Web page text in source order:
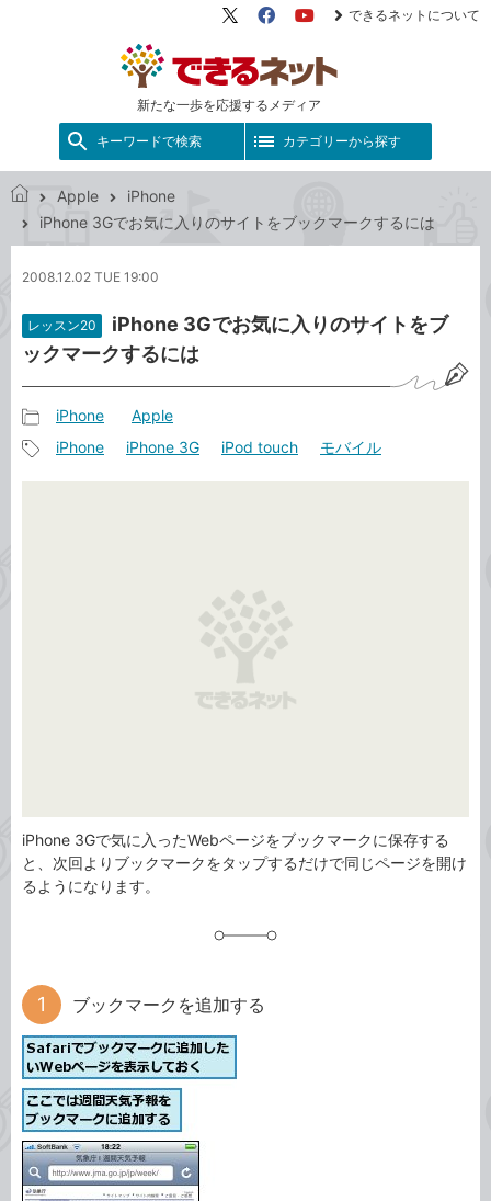
新たな一歩を応援するメディア
X（旧
FacebookYouTube
できるネットについて
キーワードで検索 カテゴリーから探す
で
ネ
ト
Apple
iPhone
iPhone 3Gでお気に入りのサイトをブックマークするには
2008.12.02 TUE 19:00
レッスン20
iPhone 3Gでお気に入りのサイトをブ
ックマークするには
事
カ
iPhone Apple
iPhone iPhone 3G iPod touch モバイル
iPhone 3Gで気に入ったWebページをブックマークに保存する
と、次回よりブックマークをタップするだけで同じページを開け
るようになります。
ブックマークを追加する